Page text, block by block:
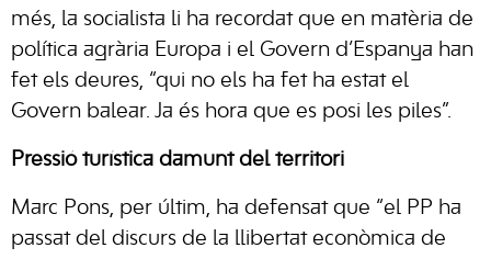
més, la socialista li ha recordat que en matèria de
política agrària Europa i el Govern d’Espanya han
fet els deures, “qui no els ha fet ha estat el
Govern balear. Ja és hora que es posi les piles”.
Pressió turística damunt del territori
Marc Pons, per últim, ha defensat que “el PP ha
passat del discurs de la llibertat econòmica de